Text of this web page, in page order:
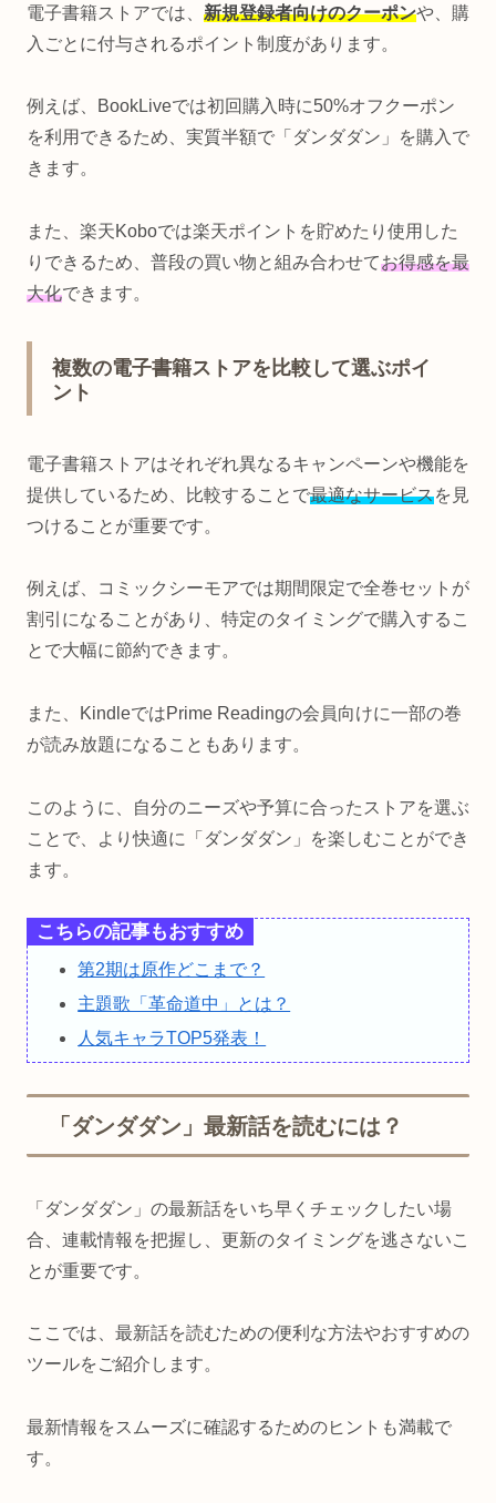
電子書籍ストアでは、 新規登録者向けのクーポンや、購
入ごとに付与されるポイント制度があります。
例えば、BookLiveでは初回購入時に50%オフクーポン
を利用できるため、実質半額で「ダンダダン」を購入で
きます。
また、楽天Koboでは楽天ポイントを貯めたり使用した
りできるため、普段の買い物と組み合わせてお得感を最
大化できます。
複数の電子書籍ストアを比較して選ぶポイ
ント
電子書籍ストアはそれぞれ異なるキャンペーンや機能を
提供しているため、比較することで最適なサービスを見
つけることが重要です。
例えば、コミックシーモアでは期間限定で全巻セットが
割引になることがあり、特定のタイミングで購入するこ
とで大幅に節約できます。
また、KindleではPrime Readingの会員向けに一部の巻
が読み放題になることもあります。
このように、自分のニーズや予算に合ったストアを選ぶ
ことで、より快適に「ダンダダン」を楽しむことができ
ます。
こちらの記事もおすすめ
第2期は原作どこまで？
主題歌「革命道中」とは？
人気キャラTOP5発表！
「ダンダダン」最新話を読むには？
「ダンダダン」の最新話をいち早くチェックしたい場
合、連載情報を把握し、更新のタイミングを逃さないこ
とが重要です。
ここでは、最新話を読むための便利な方法やおすすめの
ツールをご紹介します。
最新情報をスムーズに確認するためのヒントも満載で
す。